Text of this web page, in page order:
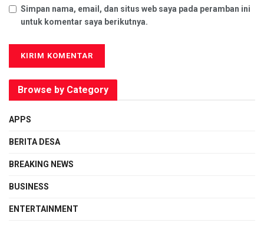
Simpan nama, email, dan situs web saya pada peramban ini
untuk komentar saya berikutnya.
Browse by Category
APPS
BERITA DESA
BREAKING NEWS
BUSINESS
ENTERTAINMENT